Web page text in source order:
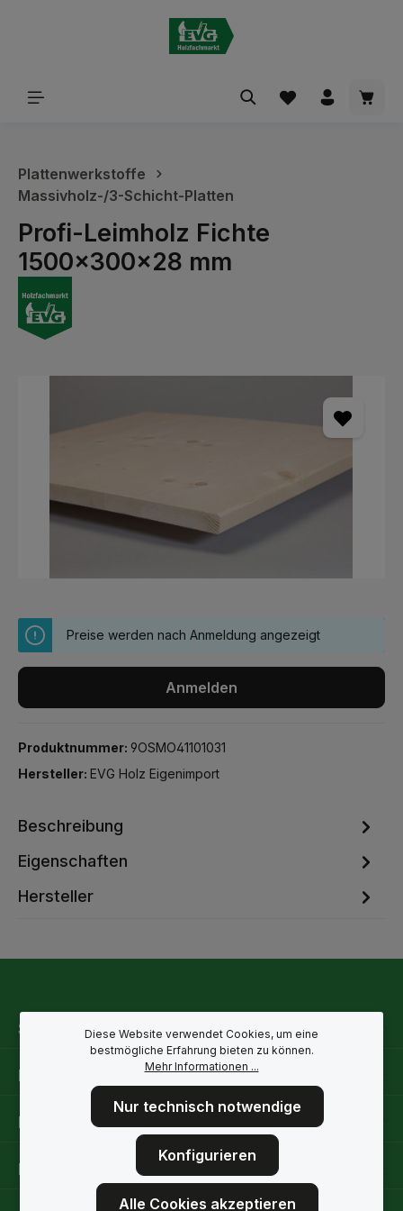
Plattenwerkstoffe
Massivholz-/3-Schicht-Platten
Profi-Leimholz Fichte
1500x300x28 mm
Preise werden nach Anmeldung angezeigt
Anmelden
Produktnummer: 9OSMO41101031
Hersteller: EVG Holz Eigenimport
Beschreibung
Eigenschaften
Hersteller
Service-Hotline
Rechtliche Hinweise
Informationen
Folge uns
Diese Website verwendet Cookies, um eine
bestmögliche Erfahrung bieten zu können.
Mehr Informationen ...
Nur technisch notwendige
Konfigurieren
Alle Cookies akzeptieren